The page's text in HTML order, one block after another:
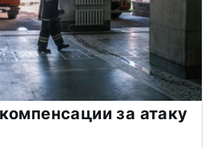
за атаку